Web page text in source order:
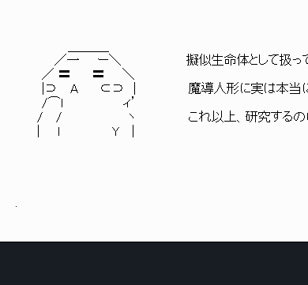
／一 ー＼ 擬似生命体として扱って
／ 〓 〓 ＼
|⊃ A ⊂⊃ | 魔導人形に実は本当に魂が宿
/⌒l ィ’
/ / ヽ これ以上、研究するのは不味い
| l Y |